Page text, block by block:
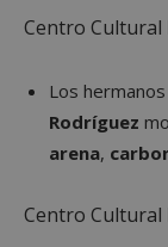
Centro Cultural
Los hermanos
Rodríguez
arena,
Centro Cultural